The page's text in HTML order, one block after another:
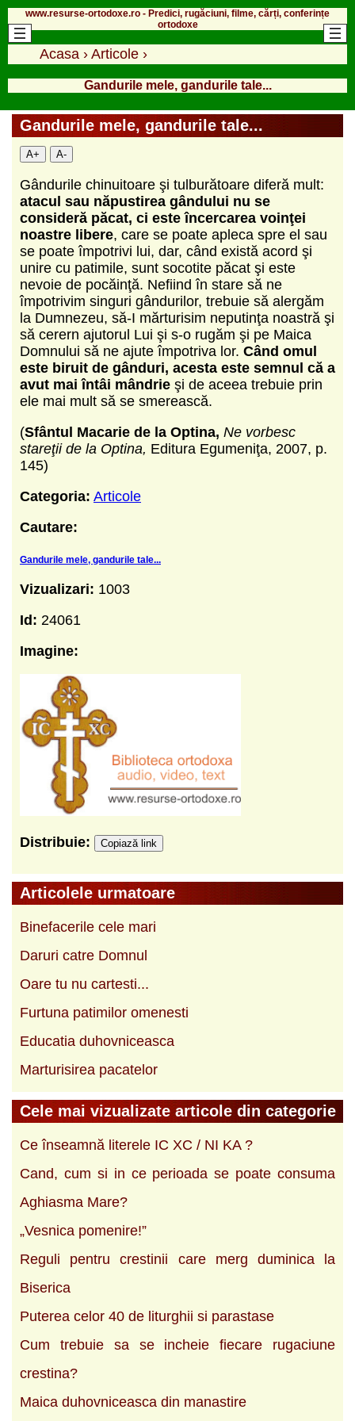
www.resurse-ortodoxe.ro - Predici, rugăciuni, filme, cărți, conferințe
ortodoxe
Acasa › Articole ›
Gandurile mele, gandurile tale...
Gandurile mele, gandurile tale...
A+ A-
Gândurile chinuitoare şi tulburătoare diferă mult:
atacul sau năpustirea gândului nu se
consideră păcat, ci este încercarea voinţei
noastre libere, care se poate apleca spre el sau
se poate împotrivi lui, dar, când există acord şi
unire cu patimile, sunt socotite păcat şi este
nevoie de pocăinţă. Nefiind în stare să ne
împotrivim singuri gândurilor, trebuie să alergăm
la Dumnezeu, să-I mărturisim neputinţa noastră şi
să cerern ajutorul Lui şi s-o rugăm şi pe Maica
Domnului să ne ajute împotriva lor. Când omul
este biruit de gânduri, acesta este semnul că a
avut mai întâi mândrie şi de aceea trebuie prin
ele mai mult să se smerească.
(Sfântul Macarie de la Optina, Ne vorbesc
stareţii de la Optina, Editura Egumeniţa, 2007, p.
145)
Categoria: Articole
Cautare:
Gandurile mele, gandurile tale...
Vizualizari: 1003
Id: 24061
Imagine:
Distribuie: Copiază link
Articolele urmatoare
Binefacerile cele mari
Daruri catre Domnul
Oare tu nu cartesti...
Furtuna patimilor omenesti
Educatia duhovniceasca
Marturisirea pacatelor
Cele mai vizualizate articole din categorie
Ce înseamnă literele IC XC / NI KA ?
Cand, cum si in ce perioada se poate consuma
Aghiasma Mare?
„Vesnica pomenire!”
Reguli pentru crestinii care merg duminica la
Biserica
Puterea celor 40 de liturghii si parastase
Cum trebuie sa se incheie fiecare rugaciune
crestina?
Maica duhovniceasca din manastire